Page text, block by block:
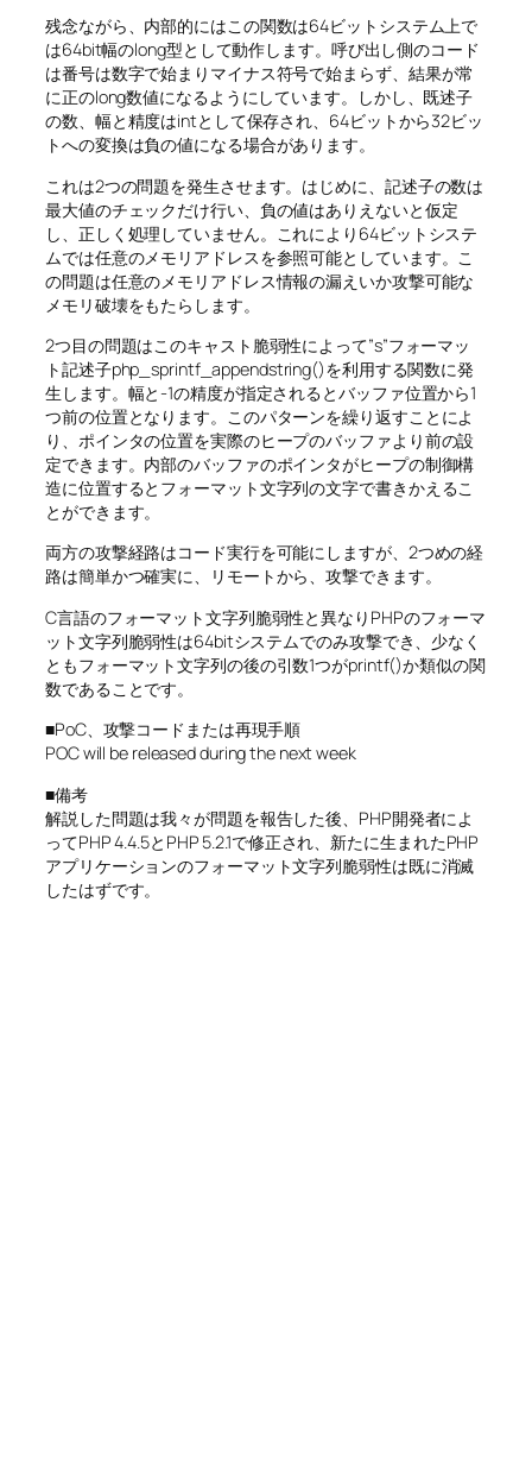
残念ながら、内部的にはこの関数は64ビットシステム上で
は64bit幅のlong型として動作します。呼び出し側のコード
は番号は数字で始まりマイナス符号で始まらず、結果が常
に正のlong数値になるようにしています。しかし、既述子
の数、幅と精度はintとして保存され、64ビットから32ビッ
トへの変換は負の値になる場合があります。
これは2つの問題を発生させます。はじめに、記述子の数は
最大値のチェックだけ行い、負の値はありえないと仮定
し、正しく処理していません。これにより64ビットシステ
ムでは任意のメモリアドレスを参照可能としています。こ
の問題は任意のメモリアドレス情報の漏えいか攻撃可能な
メモリ破壊をもたらします。
2つ目の問題はこのキャスト脆弱性によって”s”フォーマッ
ト記述子php_sprintf_appendstring()を利用する関数に発
生します。幅と-1の精度が指定されるとバッファ位置から1
つ前の位置となります。このパターンを繰り返すことによ
り、ポインタの位置を実際のヒープのバッファより前の設
定できます。内部のバッファのポインタがヒープの制御構
造に位置するとフォーマット文字列の文字で書きかえるこ
とができます。
両方の攻撃経路はコード実行を可能にしますが、2つめの経
路は簡単かつ確実に、リモートから、攻撃できます。
C言語のフォーマット文字列脆弱性と異なりPHPのフォーマ
ット文字列脆弱性は64bitシステムでのみ攻撃でき、少なく
ともフォーマット文字列の後の引数1つがprintf()か類似の関
数であることです。
■PoC、攻撃コードまたは再現手順
POC will be released during the next week
■備考
解説した問題は我々が問題を報告した後、PHP開発者によ
ってPHP 4.4.5とPHP 5.2.1で修正され、新たに生まれたPHP
アプリケーションのフォーマット文字列脆弱性は既に消滅
したはずです。